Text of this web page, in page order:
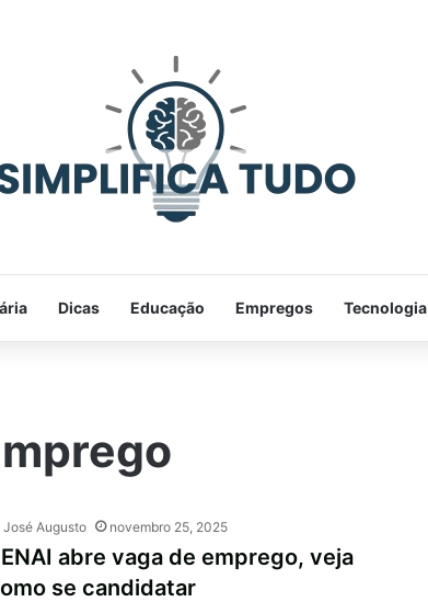
Dicas Educação Empregos Tecnologia
José Augusto novembro 25, 2025
abre vaga de emprego, veja
se candidatar